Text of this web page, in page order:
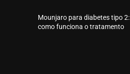
Mounjaro para diabetes tipo 2:
como funciona o tratamento